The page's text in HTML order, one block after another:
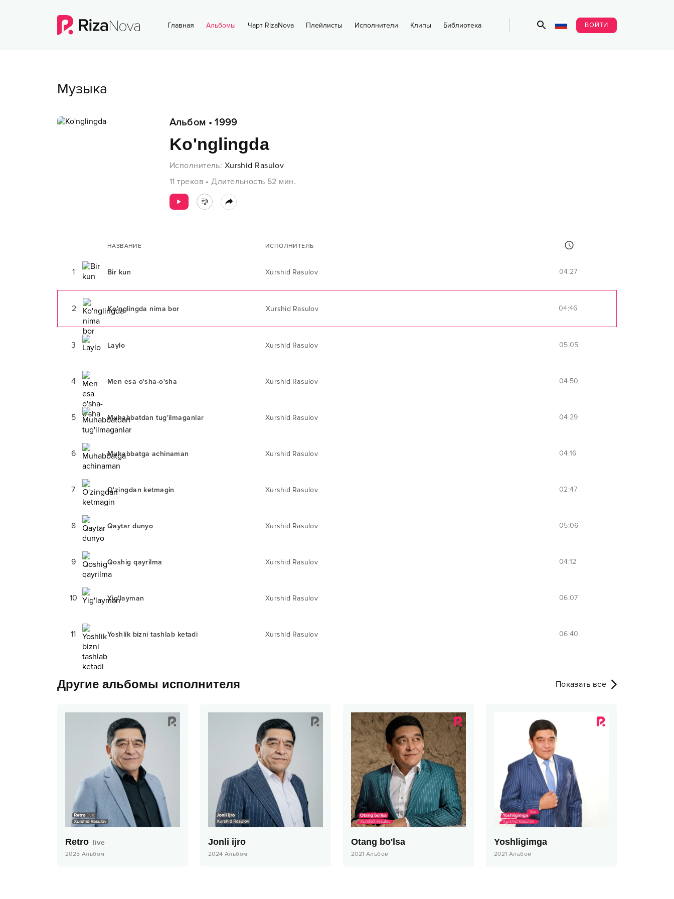
Главная Альбомы Чарт RizaNova Плейлисты Исполнители Клипы Библиотека ВОЙТИ
Музыка
Альбом •1999
Ko'nglingda
Исполнитель: Xurshid Rasulov
11 треков •Длительность 52 мин.
НАЗВАНИЕ ИСПОЛНИТЕЛЬ
1 Bir kun Xurshid Rasulov 04:27
2 Ko'nglingda nima bor Xurshid Rasulov 04:46
3 Laylo Xurshid Rasulov 05:05
4 Men esa o'sha-o'sha Xurshid Rasulov 04:50
5 Muhabbatdan tug'ilmaganlar Xurshid Rasulov 04:29
6 Muhabbatga achinaman Xurshid Rasulov 04:16
7 O'zingdan ketmagin Xurshid Rasulov 02:47
8 Qaytar dunyo Xurshid Rasulov 05:06
9 Qoshig qayrilma Xurshid Rasulov 04:12
10 Yig'layman Xurshid Rasulov 06:07
11 Yoshlik bizni tashlab ketadi Xurshid Rasulov 06:40
Другие альбомы исполнителя Показать все
Retro live
2025 Альбом
Jonli ijro
2024 Альбом
Otang bo'lsa
2021 Альбом
Yoshligimga
2021 Альбом